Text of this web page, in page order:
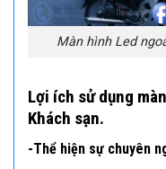
Màn hình Led
Lợi ích sử dụng
Khách sạn.
-Thể hiện sự chuyên